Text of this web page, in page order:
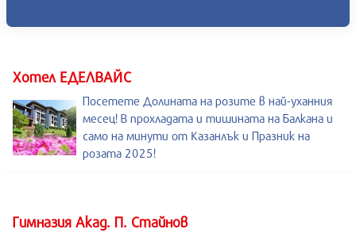
Хотел ЕДЕЛВАЙС
Посетете Долината на розите в най-уханния
месец! В прохладата и тишината на Балкана и
само на минути от Казанлък и Празник на
розата 2025!
Гимназия Акад. П. Стайнов